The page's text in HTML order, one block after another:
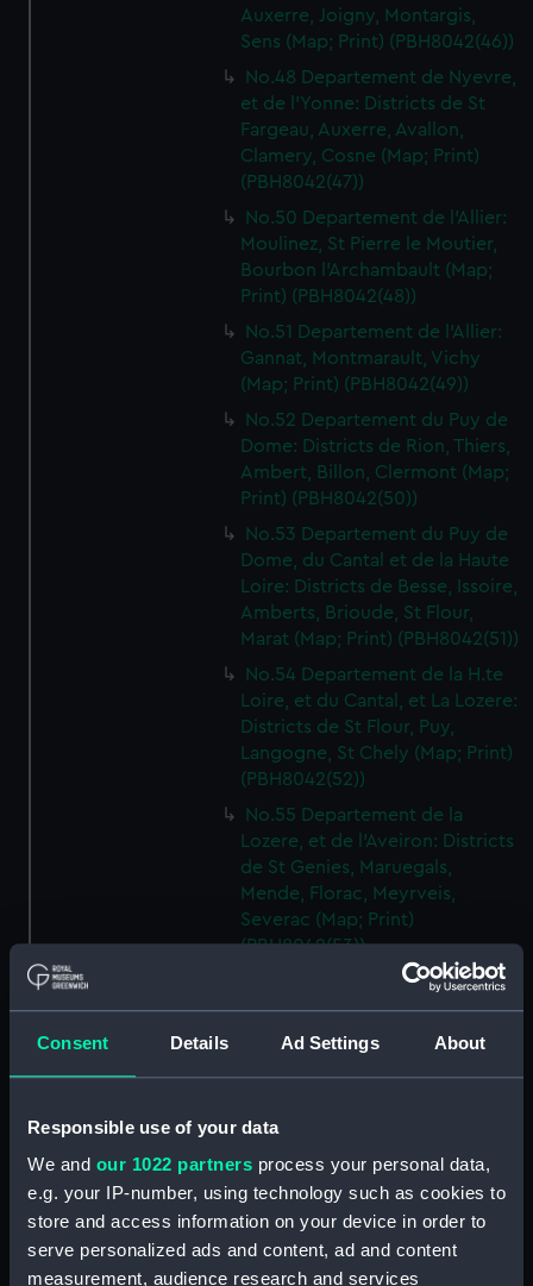
Consent Details Ad Settings About
Responsible use of your data
We and our 1022 partners process your personal data,
e.g. your IP-number, using technology such as cookies to
store and access information on your device in order to
serve personalized ads and content, ad and content
measurement, audience research and services
Auxerre, Joigny, Montargis,
Sens (Map; Print) (PBH8042(46))
No.48 Departement de Nyevre,
et de l'Yonne: Districts de St
Fargeau, Auxerre, Avallon,
Clamery, Cosne (Map; Print)
(PBH8042(47))
No.50 Departement de l'Allier:
Moulinez, St Pierre le Moutier,
Bourbon l'Archambault (Map;
Print) (PBH8042(48))
No.51 Departement de l'Allier:
Gannat, Montmarault, Vichy
(Map; Print) (PBH8042(49))
No.52 Departement du Puy de
Dome: Districts de Rion, Thiers,
Ambert, Billon, Clermont (Map;
Print) (PBH8042(50))
No.53 Departement du Puy de
Dome, du Cantal et de la Haute
Loire: Districts de Besse, Issoire,
Amberts, Brioude, St Flour,
Marat (Map; Print) (PBH8042(51))
No.54 Departement de la H.te
Loire, et du Cantal, et La Lozere:
Districts de St Flour, Puy,
Langogne, St Chely (Map; Print)
(PBH8042(52))
No.55 Departement de la
Lozere, et de l'Aveiron: Districts
de St Genies, Maruegals,
Mende, Florac, Meyrveis,
Severac (Map; Print)
(PBH8042(53))
No.56 Departement de
l'Aveiron, et du Gard: Districts
de Milhau, Vigan, St Affrique
l'Herault: Districts de Lodeve,
(PBH8042(55))
District de Narbonne (Map;
Print) (PBH8042(56))